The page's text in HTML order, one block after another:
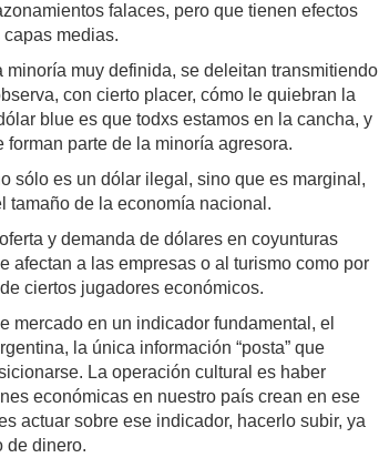
falaces, pero que tienen efectos
medias.
muy definida, se deleitan transmitiendo
con cierto placer, cómo le quiebran la
blue es que todxs estamos en la cancha, y
parte de la minoría agresora.
sólo es un dólar ilegal, sino que es marginal,
tamaño de la economía nacional.
y demanda de dólares en coyunturas
afectan a las empresas o al turismo como por
ciertos jugadores económicos.
mercado en un indicador fundamental, el
la única información “posta” que
La operación cultural es haber
económicas en nuestro país crean en ese
actuar sobre ese indicador, hacerlo subir, ya
de dinero.